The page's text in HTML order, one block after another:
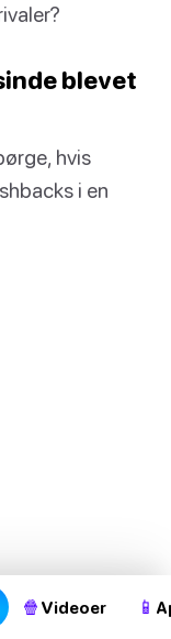
blevet
hvis
i en
🍿 Videoer 📱